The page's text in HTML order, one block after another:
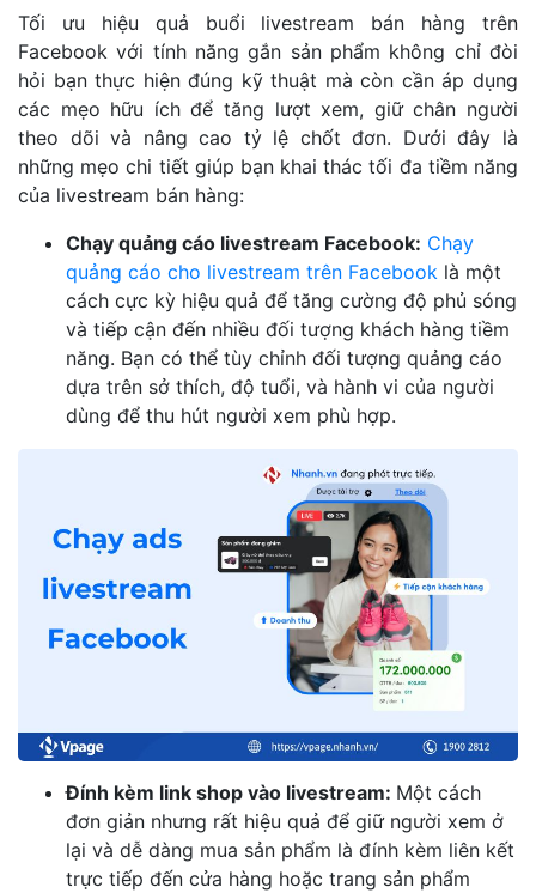
Tối ưu hiệu quả buổi livestream bán hàng trên
Facebook với tính năng gắn sản phẩm không chỉ đòi
hỏi bạn thực hiện đúng kỹ thuật mà còn cần áp dụng
các mẹo hữu ích để tăng lượt xem, giữ chân người
theo dõi và nâng cao tỷ lệ chốt đơn. Dưới đây là
những mẹo chi tiết giúp bạn khai thác tối đa tiềm năng
của livestream bán hàng:
Chạy quảng cáo livestream Facebook: Chạy
quảng cáo cho livestream trên Facebook là một
cách cực kỳ hiệu quả để tăng cường độ phủ sóng
và tiếp cận đến nhiều đối tượng khách hàng tiềm
năng. Bạn có thể tùy chỉnh đối tượng quảng cáo
dựa trên sở thích, độ tuổi, và hành vi của người
dùng để thu hút người xem phù hợp.
Đính kèm link shop vào livestream: Một cách
đơn giản nhưng rất hiệu quả để giữ người xem ở
lại và dễ dàng mua sản phẩm là đính kèm liên kết
trực tiếp đến cửa hàng hoặc trang sản phẩm